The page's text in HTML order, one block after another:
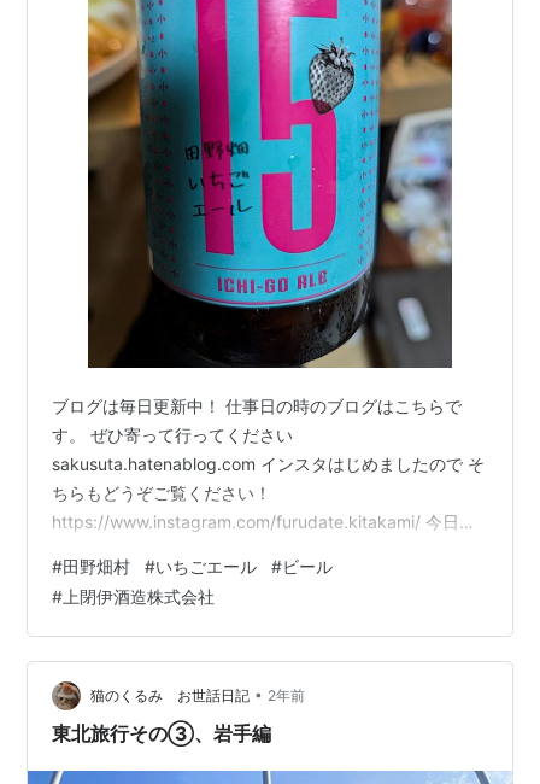
ブログは毎日更新中！ 仕事日の時のブログはこちらで
す。 ぜひ寄って行ってください
sakusuta.hatenablog.com インスタはじめましたので そ
ちらもどうぞご覧ください！
https://www.instagram.com/furudate.kitakami/ 今日は
エール です kamihei-shuzo.shop-pro.jp イチ
ゴ・・・・？？？ 岩手県田野畑村からお届けする フルー
ティーで爽やかな いちごエール 新鮮な田野畑産いちごを
たっぷりと使用したこのエールは いちごの甘みと香りが
口いっぱいに広がります ほんのり…
#田野畑村 #いちごエール #ビール
# 上閉伊酒造株式会社
猫のくるみ お世話日記 • 2年前
東北旅行その③、岩手編